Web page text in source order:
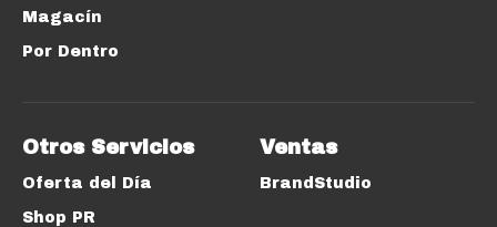
Magacín
Por Dentro
Otros Servicios
Oferta del Día
Shop PR
Ventas
BrandStudio